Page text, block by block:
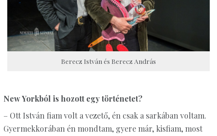
Berecz István és Berecz András
New Yorkból is hozott egy történetet?
– Ott István fiam volt a vezető, én csak a sarkában voltam.
Gyermekkorában én mondtam, gyere már, kisfiam, most